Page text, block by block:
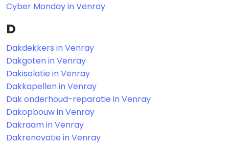
Cyber Monday in Venray
D
Dakdekkers in Venray
Dakgoten in Venray
Dakisolatie in Venray
Dakkapellen in Venray
Dak onderhoud-reparatie in Venray
Dakopbouw in Venray
Dakraam in Venray
Dakrenovatie in Venray